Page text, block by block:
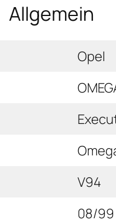
Allgemein
Opel
V94
08/99